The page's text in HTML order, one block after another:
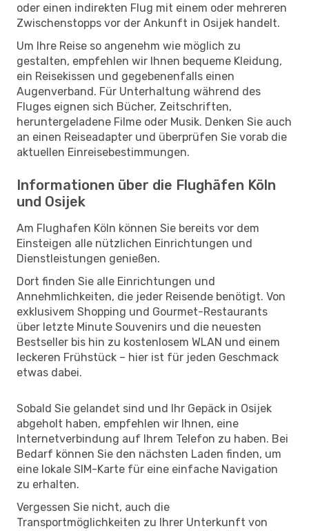
oder einen indirekten Flug mit einem oder mehreren
Zwischenstopps vor der Ankunft in Osijek handelt.
Um Ihre Reise so angenehm wie möglich zu
gestalten, empfehlen wir Ihnen bequeme Kleidung,
ein Reisekissen und gegebenenfalls einen
Augenverband. Für Unterhaltung während des
Fluges eignen sich Bücher, Zeitschriften,
heruntergeladene Filme oder Musik. Denken Sie auch
an einen Reiseadapter und überprüfen Sie vorab die
aktuellen Einreisebestimmungen.
Informationen über die Flughäfen Köln
und Osijek
Am Flughafen Köln können Sie bereits vor dem
Einsteigen alle nützlichen Einrichtungen und
Dienstleistungen genießen.
Dort finden Sie alle Einrichtungen und
Annehmlichkeiten, die jeder Reisende benötigt. Von
exklusivem Shopping und Gourmet-Restaurants
über letzte Minute Souvenirs und die neuesten
Bestseller bis hin zu kostenlosem WLAN und einem
leckeren Frühstück – hier ist für jeden Geschmack
etwas dabei.
Sobald Sie gelandet sind und Ihr Gepäck in Osijek
abgeholt haben, empfehlen wir Ihnen, eine
Internetverbindung auf Ihrem Telefon zu haben. Bei
Bedarf können Sie den nächsten Laden finden, um
eine lokale SIM-Karte für eine einfache Navigation
zu erhalten.
Vergessen Sie nicht, auch die
Transportmöglichkeiten zu Ihrer Unterkunft von